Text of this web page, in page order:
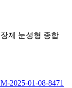
제 눈성형 종합
M-2025-01-08-8471